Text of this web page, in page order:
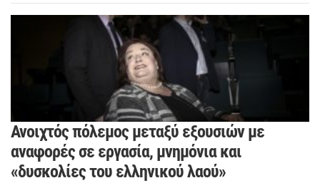
Ανοιχτός πόλεμος μεταξύ εξουσιών με
αναφορές σε εργασία, μνημόνια και
«δυσκολίες του ελληνικού λαού»